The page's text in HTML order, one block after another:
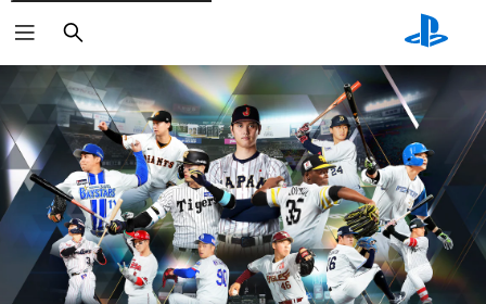
Buscar